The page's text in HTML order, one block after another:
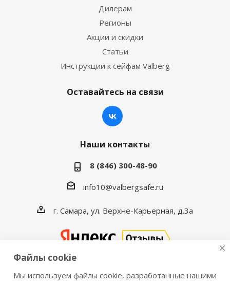
Дилерам
Регионы
Акции и скидки
Статьи
Инструкции к сейфам Valberg
Оставайтесь на связи
Наши контакты
8 (846) 300-48-90
info10@valbergsafe.ru
г. Самара, ул. Верхне-Карьерная, д.3а
Файлы cookie
Мы используем файлы cookie, разработанные нашими